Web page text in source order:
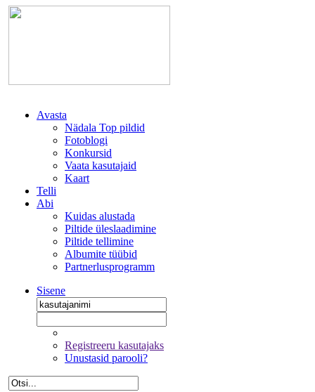
Avasta
Nädala Top pildid
Fotoblogi
Konkursid
Vaata kasutajaid
Kaart
Telli
Abi
Kuidas alustada
Piltide üleslaadimine
Piltide tellimine
Albumite tüübid
Partnerlusprogramm
Sisene
Registreeru kasutajaks
Unustasid parooli?